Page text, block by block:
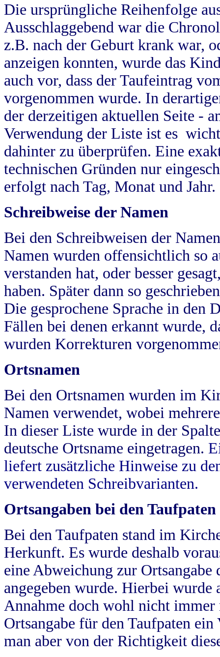
Die ursprüngliche Reihenfolge
Ausschlaggebend war die
z.B. nach der Geburt krank war,
anzeigen konnten, wurde das
auch vor, dass der Taufeintrag
vorgenommen wurde. In
der derzeitigen aktuellen Seite -
Verwendung der Liste ist es
dahinter zu überprüfen. Eine
technischen Gründen nur
erfolgt nach Tag, Monat und Jahr.
Schreibweise der Namen
Bei den Schreibweisen der
Namen wurden offensichtlich so
verstanden hat, oder besser
haben. Später dann so
Die gesprochene Sprache in
Fällen bei denen erkannt wurde,
wurden Korrekturen
Ortsnamen
Bei den Ortsnamen wurden im
Namen verwendet, wobei
In dieser Liste wurde in der
deutsche Ortsname eingetragen.
liefert zusätzliche Hinweise zu
verwendeten Schreibvarianten.
Ortsangaben bei den Taufpaten
Bei den Taufpaten stand im
Herkunft. Es wurde deshalb
eine Abweichung zur
angegeben wurde. Hierbei wurde
Annahme doch wohl nicht
Ortsangabe für den Taufpaten
man aber von der Richtigkeit